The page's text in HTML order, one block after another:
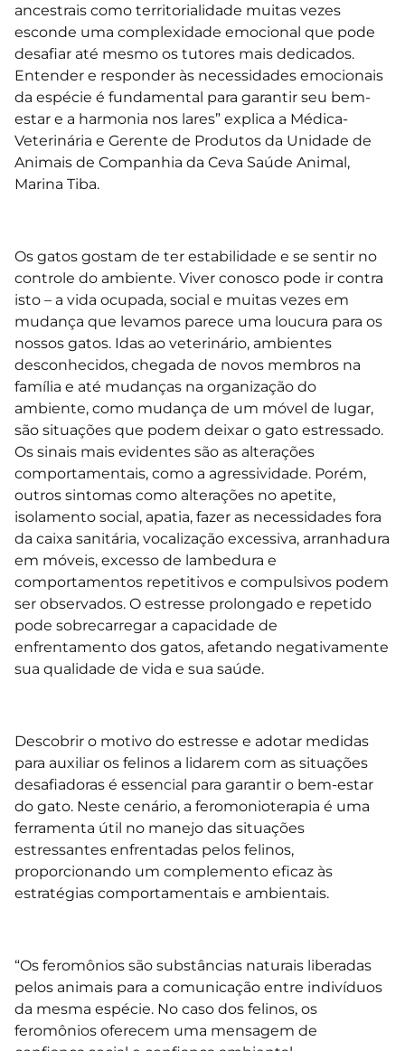
ancestrais como territorialidade muitas vezes
esconde uma complexidade emocional que pode
desafiar até mesmo os tutores mais dedicados.
Entender e responder às necessidades emocionais
da espécie é fundamental para garantir seu bem-
estar e a harmonia nos lares” explica a Médica-
Veterinária e Gerente de Produtos da Unidade de
Animais de Companhia da Ceva Saúde Animal,
Marina Tiba.
Os gatos gostam de ter estabilidade e se sentir no
controle do ambiente. Viver conosco pode ir contra
isto – a vida ocupada, social e muitas vezes em
mudança que levamos parece uma loucura para os
nossos gatos. Idas ao veterinário, ambientes
desconhecidos, chegada de novos membros na
família e até mudanças na organização do
ambiente, como mudança de um móvel de lugar,
são situações que podem deixar o gato estressado.
Os sinais mais evidentes são as alterações
comportamentais, como a agressividade. Porém,
outros sintomas como alterações no apetite,
isolamento social, apatia, fazer as necessidades fora
da caixa sanitária, vocalização excessiva, arranhadura
em móveis, excesso de lambedura e
comportamentos repetitivos e compulsivos podem
ser observados. O estresse prolongado e repetido
pode sobrecarregar a capacidade de
enfrentamento dos gatos, afetando negativamente
sua qualidade de vida e sua saúde.
Descobrir o motivo do estresse e adotar medidas
para auxiliar os felinos a lidarem com as situações
desafiadoras é essencial para garantir o bem-estar
do gato. Neste cenário, a feromonioterapia é uma
ferramenta útil no manejo das situações
estressantes enfrentadas pelos felinos,
proporcionando um complemento eficaz às
estratégias comportamentais e ambientais.
“Os feromônios são substâncias naturais liberadas
pelos animais para a comunicação entre indivíduos
da mesma espécie. No caso dos felinos, os
feromônios oferecem uma mensagem de